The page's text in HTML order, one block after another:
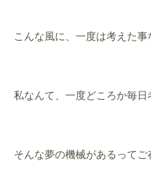
こんな風に、一度は考えた事
私なんて、一度どころか毎
そんな夢の機械があるってご